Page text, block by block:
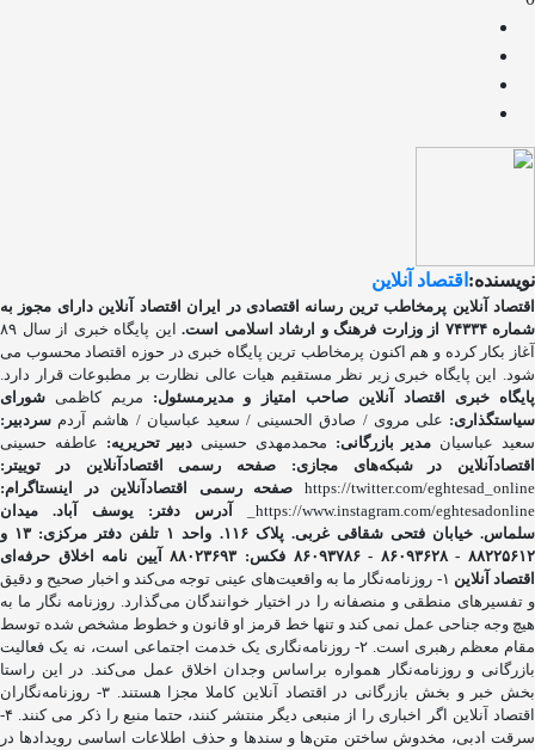
نویسنده: اقتصاد آنلاین
اقتصاد آنلاین پرمخاطب ترین رسانه اقتصادی در ایران اقتصاد آنلاین دارای مجوز به
شماره ۷۴۳۳۴ از وزارت فرهنگ و ارشاد اسلامی است.
این پایگاه خبری از سال ۸۹
آغاز بکار کرده و هم اکنون پرمخاطب ترین پایگاه خبری در حوزه اقتصاد محسوب می
شود. این پایگاه خبری زیر نظر مستقیم هیات عالی نظارت بر مطبوعات قرار دارد.
پایگاه خبری اقتصاد آنلاین
صاحب امتیاز و مدیرمسئول: مریم کاظمی شورای
سیاستگذاری: علی مروی / صادق الحسینی / سعید عباسیان / هاشم آردم سردبیر:
سعید عباسیان مدیر بازرگانی: محمدمهدی حسینی دبیر تحریریه: عاطفه حسینی
اقتصادآنلاین در شبکه‌های مجازی:
صفحه رسمی اقتصادآنلاین در توییتر:
https://twitter.com/eghtesad_online
صفحه رسمی اقتصادآنلاین در اینستاگرام:
https://www.instagram.com/eghtesadonline_
آدرس دفتر: یوسف آباد. میدان
سلماس. خیابان فتحی شقاقی غربی. پلاک ۱۱۶. واحد ۱
تلفن دفتر مرکزی: ۱۳ و
۸۸۲۲۵۶۱۲ - ۸۶۰۹۳۶۲۸ - ۸۶۰۹۳۷۸۶ فکس: ۸۸۰۲۳۶۹۳
آیین نامه اخلاق حرفه‌ای
اقتصاد آنلاین
۱- روزنامه‌نگار ما به واقعیت‌های عینی توجه می‌کند و اخبار صحیح و دقیق
و تفسیرهای منطقی و منصفانه را در اختیار خوانندگان می‌گذارد. روزنامه نگار ما به
هیچ وجه جناحی عمل نمی کند و تنها خط قرمز او قانون و خطوط مشخص شده توسط
مقام معظم رهبری است. ۲- روزنامه‌نگاری یک خدمت اجتماعی است، نه یک فعالیت
بازرگانی و روزنامه‌نگار همواره براساس وجدان اخلاق عمل می‌کند. در این راستا
بخش خبر و بخش بازرگانی در اقتصاد آنلاین کاملا مجزا هستند. ۳- روزنامه‌نگاران
اقتصاد آنلاین اگر اخباری را از منبعی دیگر منتشر کنند، حتما منبع را ذکر می کنند. ۴-
سرقت ادبی، مخدوش ساختن متن‌ها و سندها و حذف اطلاعات اساسی رویدادها در